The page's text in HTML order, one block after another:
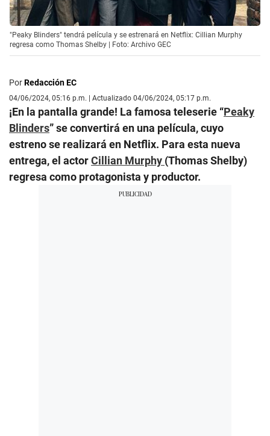
"Peaky Blinders" tendrá película y se estrenará en Netflix: Cillian Murphy
regresa como Thomas Shelby | Foto: Archivo GEC
PorRedacción EC
04/06/2024, 05:16 p.m. | Actualizado 04/06/2024, 05:17 p.m.
¡En la pantalla grande! La famosa teleserie “Peaky
Blinders” se convertirá en una película, cuyo
estreno se realizará en Netflix. Para esta nueva
entrega, el actorCillian Murphy (Thomas Shelby)
regresa como protagonista y productor.